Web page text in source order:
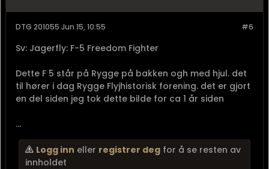
#6
DTG 201055 Jun 15, 10:55
Sv: Jagerfly: F-5 Freedom Fighter
Dette F 5 står på Rygge på bakken ogh med hjul. det
til hører i dag Rygge Flyjhistorisk forening. det er gjort
en del siden jeg tok dette bilde for ca 1 år siden
...
Logg inn eller registrer deg for å se resten av
innholdet